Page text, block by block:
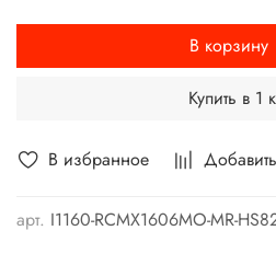
В избранное
арт. I1160-RCMX1606MO-MR-
В корзину
Купить в 1